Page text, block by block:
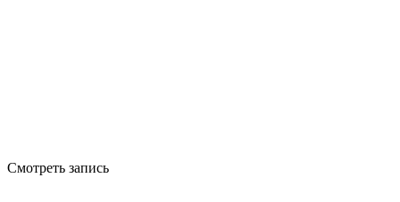
Смотреть запись